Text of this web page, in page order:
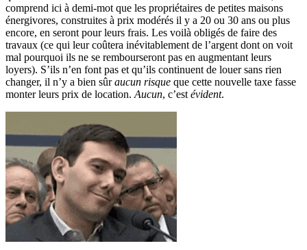
comprend ici à demi-mot que les propriétaires de petites maisons
énergivores, construites à prix modérés il y a 20 ou 30 ans ou plus
encore, en seront pour leurs frais. Les voilà obligés de faire des
travaux (ce qui leur coûtera inévitablement de l’argent dont on voit
mal pourquoi ils ne se rembourseront pas en augmentant leurs
loyers). S’ils n’en font pas et qu’ils continuent de louer sans rien
changer, il n’y a bien sûraucun risque que cette nouvelle taxe fasse
monter leurs prix de location. Aucun, c’est évident.